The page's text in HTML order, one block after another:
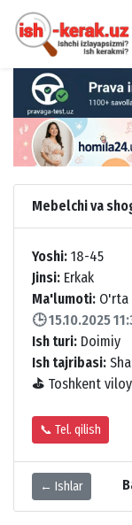
Mebelchi va
Yoshi: 18-45
Jinsi: Erkak
Ma'lumoti: O'rta
🕒 15.10.2025
Ish turi: Doimiy
Ish tajribasi:
⛳ Toshkent
📞 Tel. qilish
← Ishlar